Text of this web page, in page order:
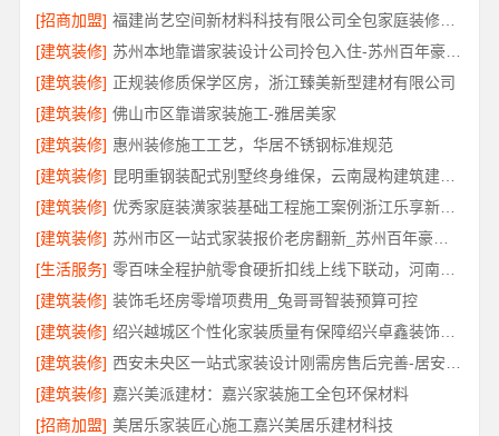
[招商加盟]
福建尚艺空间新材料科技有限公司全包家庭装修口碑优选报价明细
[建筑装修]
苏州本地靠谱家装设计公司拎包入住-苏州百年豪庭新材料有限公司
[建筑装修] 正规装修质保学区房，浙江臻美新型建材有限公司
[建筑装修] 佛山市区靠谱家装施工-雅居美家
[建筑装修] 惠州装修施工工艺，华居不锈钢标准规范
[建筑装修]
昆明重钢装配式别墅终身维保，云南晟构建筑建材有限公司
[建筑装修]
优秀家庭装潢家装基础工程施工案例浙江乐享新材料有限公司
[建筑装修]
苏州市区一站式家装报价老房翻新_苏州百年豪庭新材料有限公司
[生活服务]
零百味全程护航零食硬折扣线上线下联动，河南零百味供应链有限公司助力全域盈利
[建筑装修] 装饰毛坯房零增项费用_兔哥哥智装预算可控
[建筑装修]
绍兴越城区个性化家装质量有保障绍兴卓鑫装饰材料有限公司
[建筑装修]
[建筑装修] 嘉兴美派建材：嘉兴家装施工全包环保材料
[招商加盟] 美居乐家装匠心施工嘉兴美居乐建材科技